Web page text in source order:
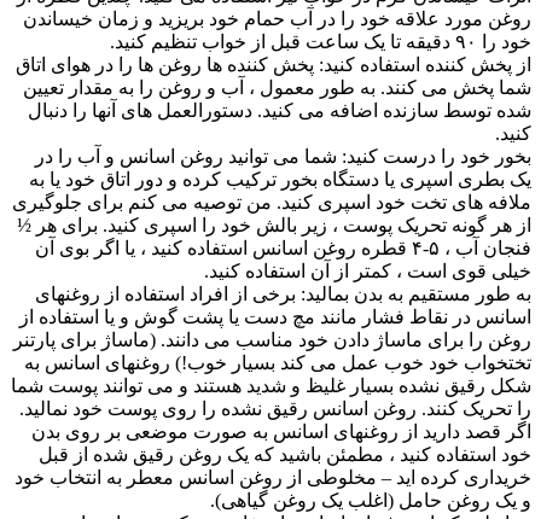
روغن مورد علاقه خود را در آب حمام خود بریزید و زمان خیساندن
خود را ۹۰ دقیقه تا یک ساعت قبل از خواب تنظیم کنید.
از پخش کننده استفاده کنید: پخش کننده ها روغن ها را در هوای اتاق
شما پخش می کنند. به طور معمول ، آب و روغن را به مقدار تعیین
شده توسط سازنده اضافه می کنید. دستورالعمل های آنها را دنبال
کنید.
بخور خود را درست کنید: شما می توانید روغن اسانس و آب را در
یک بطری اسپری یا دستگاه بخور ترکیب کرده و دور اتاق خود یا به
ملافه های تخت خود اسپری کنید. من توصیه می کنم برای جلوگیری
از هر گونه تحریک پوست ، زیر بالش خود را اسپری کنید. برای هر ½
فنجان آب ، ۵-۴ قطره روغن اسانس استفاده کنید ، یا اگر بوی آن
خیلی قوی است ، کمتر از آن استفاده کنید.
به طور مستقیم به بدن بمالید: برخی از افراد استفاده از روغنهای
اسانس در نقاط فشار مانند مچ دست یا پشت گوش و یا استفاده از
روغن را برای ماساژ دادن خود مناسب می دانند. (ماساژ برای پارتنر
تختخواب خود خوب عمل می کند بسیار خوب!) روغنهای اسانس به
شکل رقیق نشده بسیار غلیظ و شدید هستند و می توانند پوست شما
را تحریک کنند. روغن اسانس رقیق نشده را روی پوست خود نمالید.
اگر قصد دارید از روغنهای اسانس به صورت موضعی بر روی بدن
خود استفاده کنید ، مطمئن باشید که یک روغن رقیق شده از قبل
خریداری کرده اید – مخلوطی از روغن اسانس معطر به انتخاب خود
و یک روغن حامل (اغلب یک روغن گیاهی).